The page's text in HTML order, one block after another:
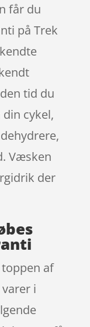
får du
på Trek
tid du
cykel,
Væsken
der
toppen af
i